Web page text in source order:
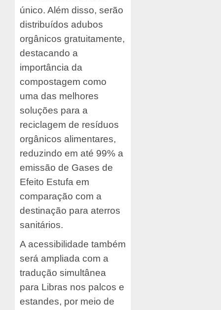
único. Além disso, serão
distribuídos adubos
orgânicos gratuitamente,
destacando a
importância da
compostagem como
uma das melhores
soluções para a
reciclagem de resíduos
orgânicos alimentares,
reduzindo em até 99% a
emissão de Gases de
Efeito Estufa em
comparação com a
destinação para aterros
sanitários.
A acessibilidade também
será ampliada com a
tradução simultânea
para Libras nos palcos e
estandes, por meio de